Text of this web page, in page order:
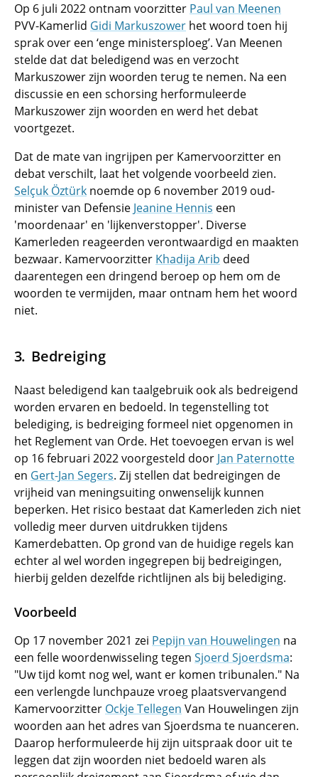
Op 6 juli 2022 ontnam voorzitter Paul van Meenen
PVV-Kamerlid Gidi Markuszower het woord toen hij
sprak over een ‘enge ministersploeg’. Van Meenen
stelde dat dat beledigend was en verzocht
Markuszower zijn woorden terug te nemen. Na een
discussie en een schorsing herformuleerde
Markuszower zijn woorden en werd het debat
voortgezet.
Dat de mate van ingrijpen per Kamervoorzitter en
debat verschilt, laat het volgende voorbeeld zien.
Selçuk Öztürk noemde op 6 november 2019 oud-
minister van Defensie Jeanine Hennis een
'moordenaar' en 'lijkenverstopper'. Diverse
Kamerleden reageerden verontwaardigd en maakten
bezwaar. Kamervoorzitter Khadija Arib deed
daarentegen een dringend beroep op hem om de
woorden te vermijden, maar ontnam hem het woord
niet.
Bedreiging
Naast beledigend kan taalgebruik ook als bedreigend
worden ervaren en bedoeld. In tegenstelling tot
belediging, is bedreiging formeel niet opgenomen in
het Reglement van Orde. Het toevoegen ervan is wel
op 16 februari 2022 voorgesteld door Jan Paternotte
en Gert-Jan Segers. Zij stellen dat bedreigingen de
vrijheid van meningsuiting onwenselijk kunnen
beperken. Het risico bestaat dat Kamerleden zich niet
volledig meer durven uitdrukken tijdens
Kamerdebatten. Op grond van de huidige regels kan
echter al wel worden ingegrepen bij bedreigingen,
hierbij gelden dezelfde richtlijnen als bij belediging.
Voorbeeld
Op 17 november 2021 zei Pepijn van Houwelingen na
een felle woordenwisseling tegen Sjoerd Sjoerdsma:
"Uw tijd komt nog wel, want er komen tribunalen." Na
een verlengde lunchpauze vroeg plaatsvervangend
Kamervoorzitter Ockje Tellegen Van Houwelingen zijn
woorden aan het adres van Sjoerdsma te nuanceren.
Daarop herformuleerde hij zijn uitspraak door uit te
leggen dat zijn woorden niet bedoeld waren als